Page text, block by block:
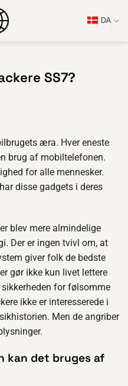
DA
SS7?
æra. Hver eneste
brug af mobiltelefonen.
for alle mennesker.
disse gadgets i deres
blev mere almindelige
Der er ingen tvivl om, at
giver folk de bedste
gør ikke kun livet lettere
for følsomme
ikke er interesserede i
Men de angriber
kan det bruges af